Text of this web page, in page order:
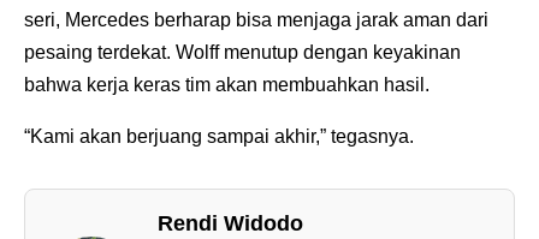
seri, Mercedes berharap bisa menjaga jarak aman dari
pesaing terdekat. Wolff menutup dengan keyakinan
bahwa kerja keras tim akan membuahkan hasil.
“Kami akan berjuang sampai akhir,” tegasnya.
Rendi Widodo